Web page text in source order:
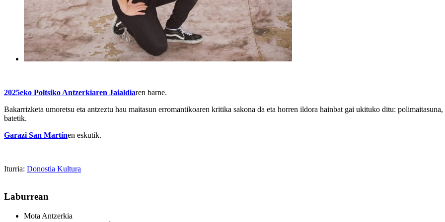
2025eko Poltsiko Antzerkiaren Jaialdiaren barne.
Bakarrizketa umoretsu eta antzeztu hau maitasun erromantikoaren kritika sakona da eta horren ildora hainbat gai ukituko ditu:
batetik.
Garazi San Martínen eskutik.
Iturria: Donostia Kultura
Laburrean
Mota Antzerkia